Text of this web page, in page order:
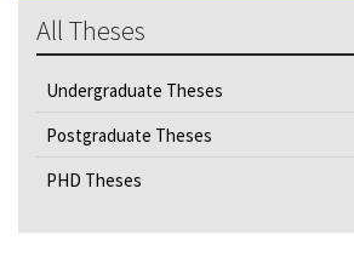
All Theses
Undergraduate Theses
Postgraduate Theses
PHD Theses